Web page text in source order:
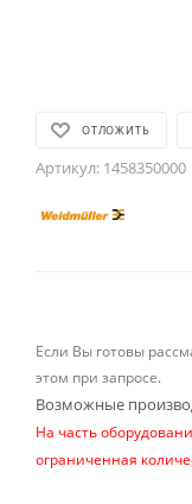
ОТЛОЖИТЬ
Артикул: 1458350000
Если Вы готовы
этом при запросе.
Возможные
На часть
ограниченная